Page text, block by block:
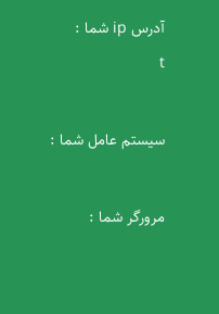
آدرس ip شما :
t
سیستم عامل شما :
مرورگر شما :